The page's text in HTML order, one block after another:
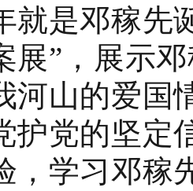
就是邓稼先
展”，展示
河山的爱国
护党的坚定
，学习邓稼